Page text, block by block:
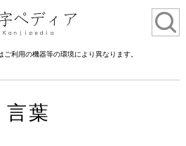
利用の機器等の環境により異なります。
言葉